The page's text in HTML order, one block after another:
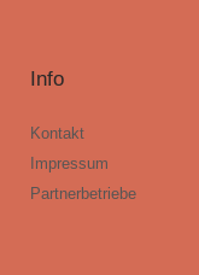
Info
Kontakt
Impressum
Partnerbetriebe